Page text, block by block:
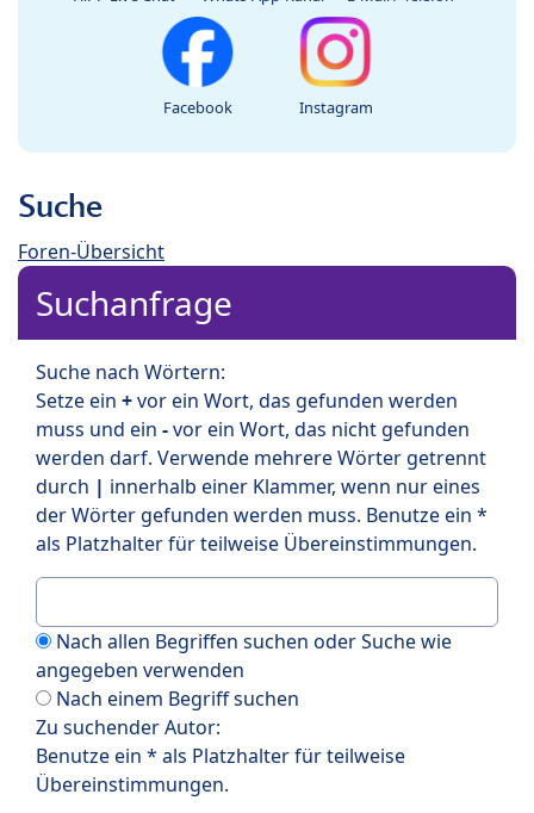
Facebook Instagram
Suche
Foren-Übersicht
Suchanfrage
Suche nach Wörtern:
Setze ein +vor ein Wort, das gefunden werden
muss und ein -vor ein Wort, das nicht gefunden
werden darf. Verwende mehrere Wörter getrennt
durch | innerhalb einer Klammer, wenn nur eines
der Wörter gefunden werden muss. Benutze ein *
als Platzhalter für teilweise Übereinstimmungen.
Nach allen Begriffen suchen oder Suche wie
angegeben verwenden
Nach einem Begriff suchen
Zu suchender Autor:
Benutze ein * als Platzhalter für teilweise
Übereinstimmungen.